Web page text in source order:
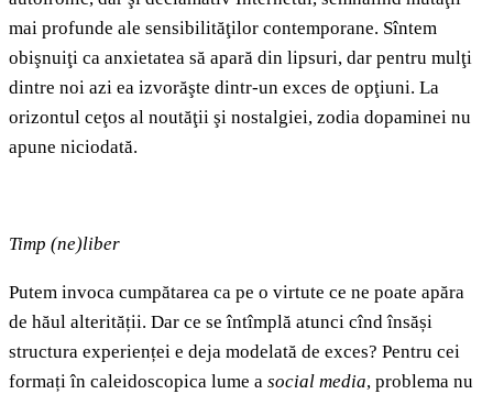
mai profunde ale sensibilităţilor contemporane. Sîntem
obişnuiţi ca anxietatea să apară din lipsuri, dar pentru mulţi
dintre noi azi ea izvorăşte dintr-un exces de opţiuni. La
orizontul ceţos al noutăţii şi nostalgiei, zodia dopaminei nu
apune niciodată.
Timp (ne)liber
Putem invoca cumpătarea ca pe o virtute ce ne poate apăra
de hăul alterității. Dar ce se întîmplă atunci cînd însăși
structura experienței e deja modelată de exces? Pentru cei
formați în caleidoscopica lume a social media, problema nu